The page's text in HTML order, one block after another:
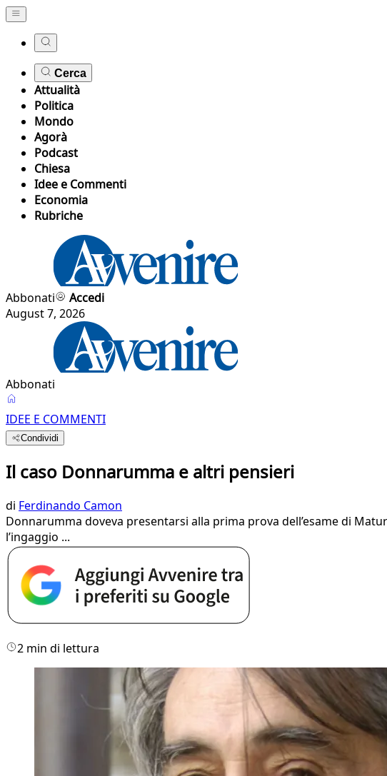
Cerca
Attualità
Politica
Mondo
Agorà
Podcast
Chiesa
Idee e Commenti
Economia
Rubriche
Abbonati
Accedi
August 7, 2026
Abbonati
IDEE E COMMENTI
Condividi
Il caso Donnarumma e altri pensieri
di Ferdinando Camon
Donnarumma doveva presentarsi alla prima prova dell’esame di
l’ingaggio ...
2 min di lettura